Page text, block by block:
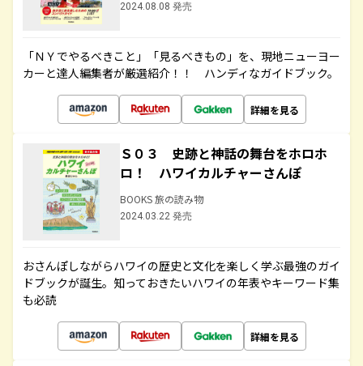
2024.08.08 発売
「ＮＹでやるべきこと」「見るべきもの」を、現地ニューヨー
カーと達人編集者が厳選紹介！！ ハンディなガイドブック。
詳細を見る
Ｓ０３ 史跡と神話の舞台をホロホ
ロ！ ハワイカルチャーさんぽ
BOOKS 旅の読み物
2024.03.22 発売
おさんぽしながらハワイの歴史と文化を楽しく学ぶ最強のガイ
ドブックが誕生。知っておきたいハワイの年表やキーワード集
も必読
詳細を見る